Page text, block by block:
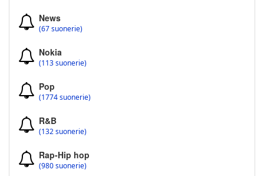
News
(67 suonerie)
Nokia
(113 suonerie)
Pop
(1774 suonerie)
R&B
(132 suonerie)
Rap-Hip hop
(980 suonerie)